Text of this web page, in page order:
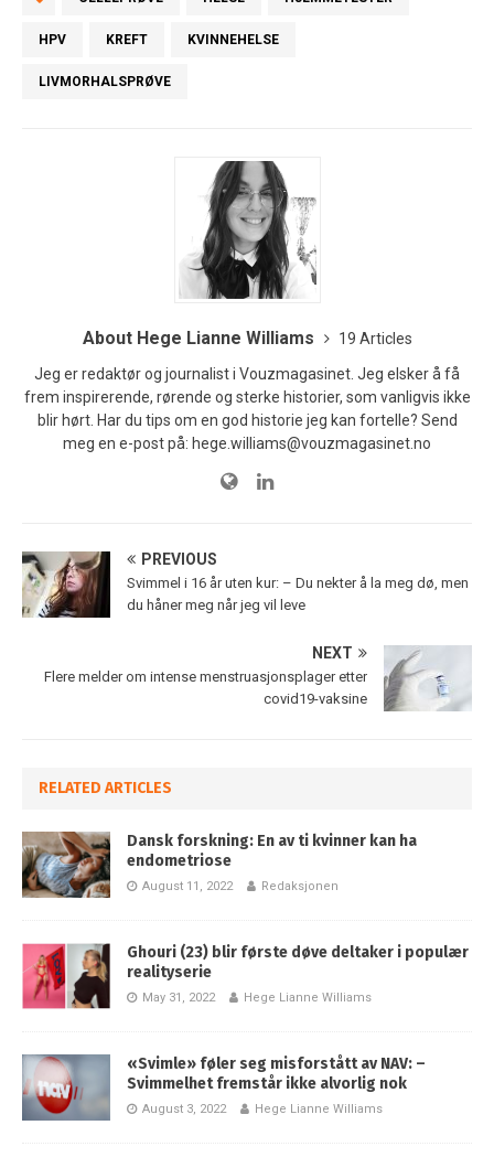
HPV KREFT KVINNEHELSE
LIVMORHALSPRØVE
About Hege Lianne Williams
19 Articles
Jeg er redaktør og journalist i Vouzmagasinet. Jeg elsker å få
frem inspirerende, rørende og sterke historier, som vanligvis ikke
blir hørt. Har du tips om en god historie jeg kan fortelle? Send
meg en e-post på: hege.williams@vouzmagasinet.no
PREVIOUS
Svimmel i 16 år uten kur: – Du nekter å la meg dø, men
du håner meg når jeg vil leve
NEXT
Flere melder om intense menstruasjonsplager etter
covid19-vaksine
RELATED ARTICLES
Dansk forskning: En av ti kvinner kan ha
endometriose
August 11, 2022 Redaksjonen
Ghouri (23) blir første døve deltaker i populær
realityserie
May 31, 2022 Hege Lianne Williams
«Svimle» føler seg misforstått av NAV: –
Svimmelhet fremstår ikke alvorlig nok
August 3, 2022 Hege Lianne Williams